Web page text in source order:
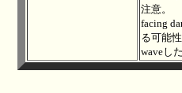
注意。
facing
る可能
waveし